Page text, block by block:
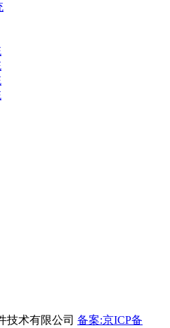
技术有限公司 备案:京ICP备